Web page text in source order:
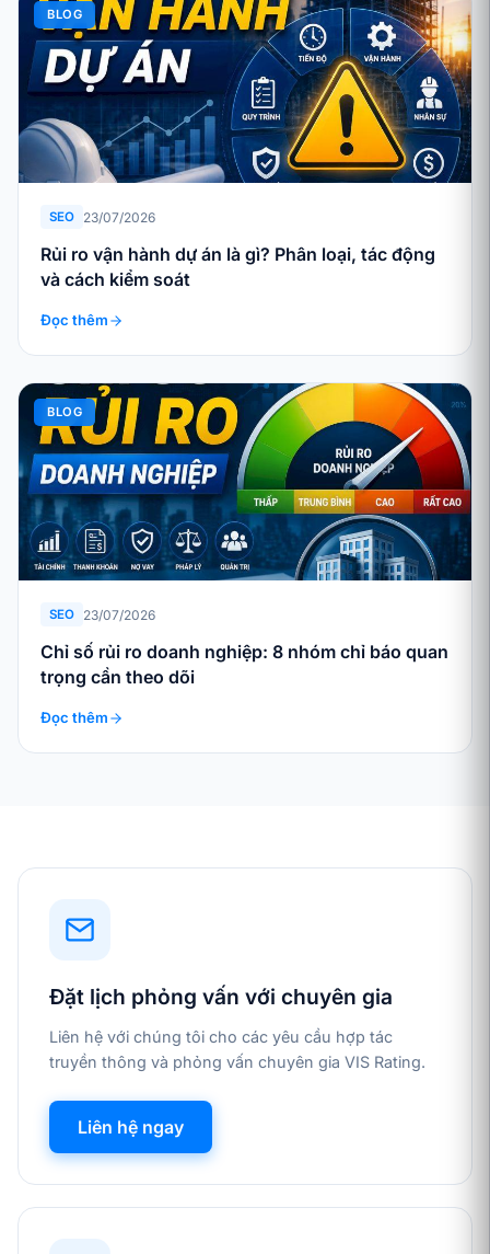
BLOG
SEO 23/07/2026
Rủi ro vận hành dự án là gì? Phân loại, tác động
và cách kiểm soát
Đọc thêm
BLOG
SEO 23/07/2026
Chỉ số rủi ro doanh nghiệp: 8 nhóm chỉ báo quan
trọng cần theo dõi
Đọc thêm
Đặt lịch phỏng vấn với chuyên gia
Liên hệ với chúng tôi cho các yêu cầu hợp tác
truyền thông và phỏng vấn chuyên gia VIS Rating.
Liên hệ ngay